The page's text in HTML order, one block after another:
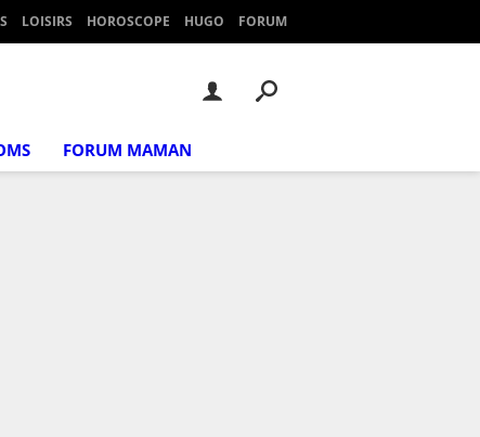
LOISIRS HOROSCOPE HUGO FORUM
FORUM MAMAN